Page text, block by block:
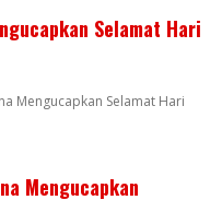
Selamat Hari
Mengucapkan Selamat Hari
Mengucapkan